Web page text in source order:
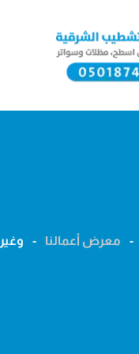
- معرض أعمالنا -